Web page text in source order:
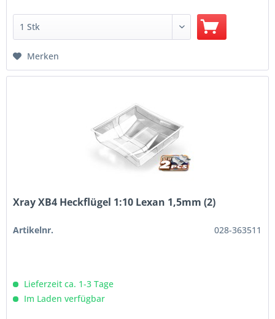
Merken
Xray XB4 Heckflügel 1:10 Lexan 1,5mm (2)
Artikelnr. 028-363511
Lieferzeit ca. 1-3 Tage
Im Laden verfügbar